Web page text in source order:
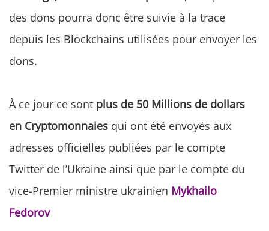
des dons pourra donc être suivie à la trace
depuis les Blockchains utilisées pour envoyer les
dons.
À ce jour ce sont plus de 50 Millions de dollars
en Cryptomonnaies qui ont été envoyés aux
adresses officielles publiées par le compte
Twitter de l’Ukraine ainsi que par le compte du
vice-Premier ministre ukrainien Mykhailo
Fedorov